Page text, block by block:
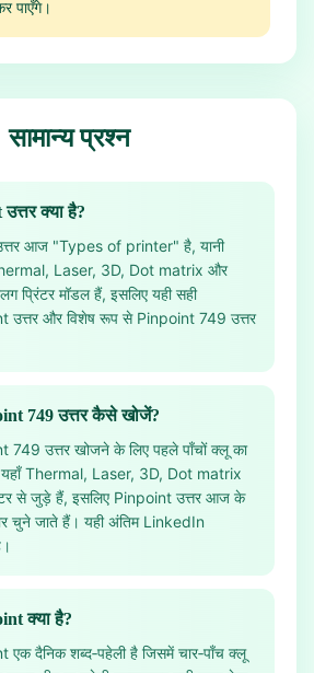
पाएँगे।
सामान्य प्रश्न
क्या है?
आज "Types of printer" है, यानी
Laser, 3D, Dot matrix और
प्रिंटर मॉडल हैं, इसलिए यही सही
और विशेष रूप से Pinpoint 749 उत्तर
749 उत्तर कैसे खोजें?
उत्तर खोजने के लिए पहले पाँचों क्लू का
यहाँ Thermal, Laser, 3D, Dot matrix
से जुड़े हैं, इसलिए Pinpoint उत्तर आज के
चुने जाते हैं। यही अंतिम LinkedIn
क्या है?
दैनिक शब्द‑पहेली है जिसमें चार‑पाँच क्लू